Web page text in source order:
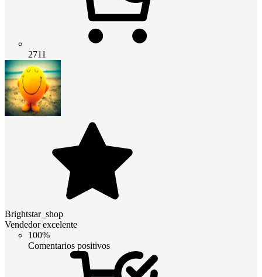
2711
Brightstar_shop
Vendedor excelente
100%
Comentarios positivos